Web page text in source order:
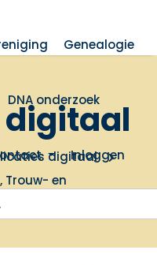
Genealogie
DNA onderzoek
Inloggen
digitaal
digitaal
Trouw- en